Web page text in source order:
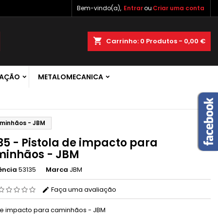
Bem-vindo(a), Entrarou Criar uma conta
shopping_cart Carrinho: 0 Produtos - 0,00 €
METALOMECANICA
- JBM
- Pistola de impacto para
- JBM
53135 Marca JBM
Faça uma avaliação
impacto para caminhãos - JBM